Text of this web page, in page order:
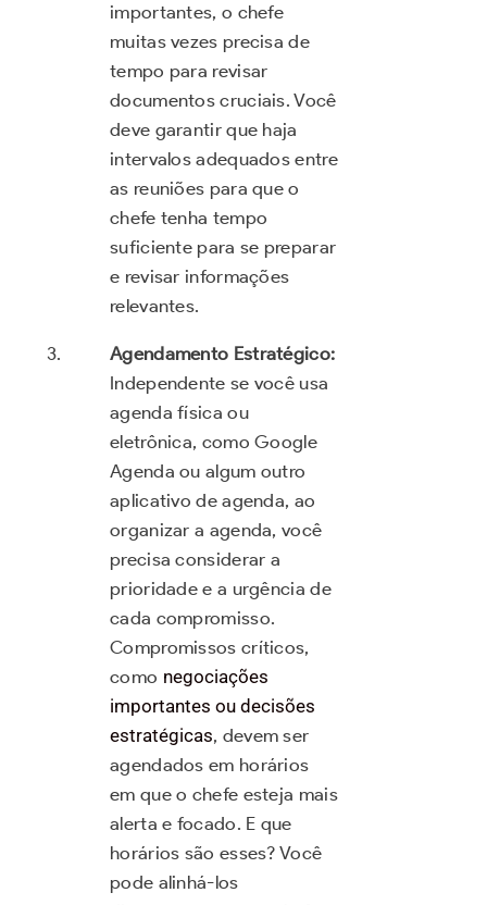
importantes, o chefe
muitas vezes precisa de
tempo para revisar
documentos cruciais. Você
deve garantir que haja
intervalos adequados entre
as reuniões para que o
chefe tenha tempo
suficiente para se preparar
e revisar informações
relevantes.
Agendamento Estratégico:
Independente se você usa
agenda física ou
eletrônica, como Google
Agenda ou algum outro
aplicativo de agenda, ao
organizar a agenda, você
precisa considerar a
prioridade e a urgência de
cada compromisso.
Compromissos críticos,
como negociações
importantes ou decisões
estratégicas, devem ser
agendados em horários
em que o chefe esteja mais
alerta e focado. E que
horários são esses? Você
pode alinhá-los